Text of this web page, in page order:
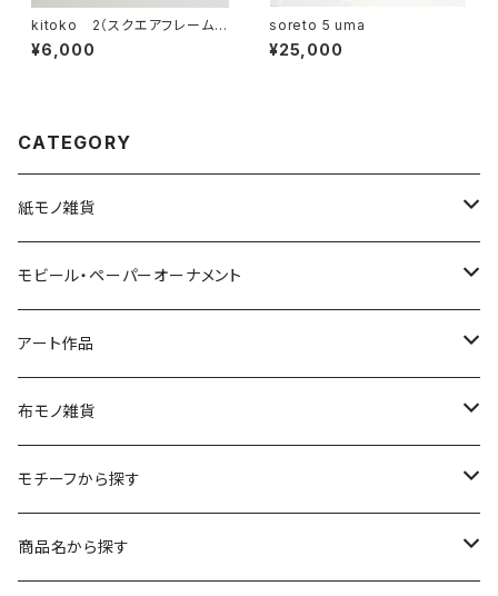
kitoko 2（スクエアフレーム
付・サイン入り）
¥6,000
soreto 5 uma
¥25,000
CATEGORY
紙モノ雑貨
切り絵グリーティングカード
LED用ペーパーシェード
ポストカード
モビール・ペーパーオーナメント
モビール
ペーパーオーナメント
アート作品
ポスター
kuusou-kitte（空想切手・フレーム付）
レギュラーサイズ
イラスト（フレーム付）
布モノ雑貨
ファブリックポスター
ガーゼスカーフ
モチーフから探す
キャンプ - CAMPING
商品名から探す